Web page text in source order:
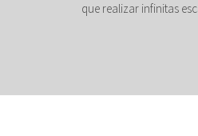
que realizar infinitas